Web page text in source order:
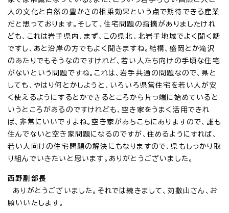
人の文化と自然の豊かさの相乗効果という点で期待できる産業
だと思っております。そして、住宅問題の指摘がありましたけれ
ども、これは岩手県内、まず、この県北、北岩手地域でよく聞く話
ですし、あと沿岸の方でもよく聞きますね。結構、盛岡とか滝沢
のあたりでもそうなのですけれど、若い人たち向けの手頃な住宅
がないという問題ですね。これは、岩手共通の問題なので、県と
しても、やはり何とかしようと、いろいろ県営住宅を若い人が安
く使えるようにするとかできるところから片っ端に始めていると
いうところがあるのですけれども、空き家をうまく活用できれ
ば、非常にいいですよね。空き家があちこちにありますので、誰も
住んでないと空き家問題になるのですが、住めるようにすれば、
若い人向けの住宅問題の解決にもなりますので、県もしっかり取
り組んでいきたいと思います。ありがとうございました。
西野副部長
ありがとうございました。それでは続きまして、苅敷山さん、お
願いいたします。